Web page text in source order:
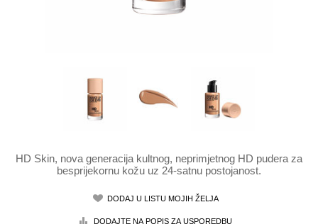
HD Skin, nova generacija kultnog, neprimjetnog HD pudera za
besprijekornu kožu uz 24-satnu postojanost.